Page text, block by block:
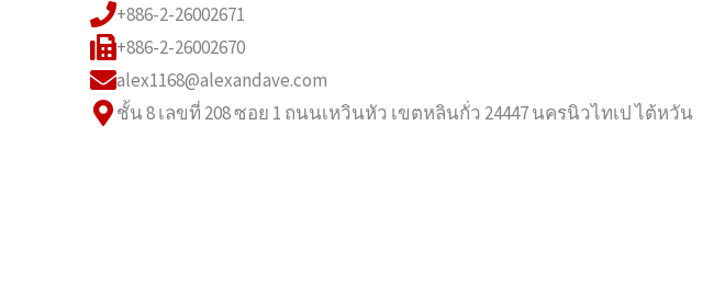
+886-2-26002671
+886-2-26002670
alex1168@alexandave.com
ชั้น 8 เลขที่ 208 ซอย 1 ถนนเหวินหัว เขตหลินกั่ว 24447 นครนิวไทเป ไต้หวัน